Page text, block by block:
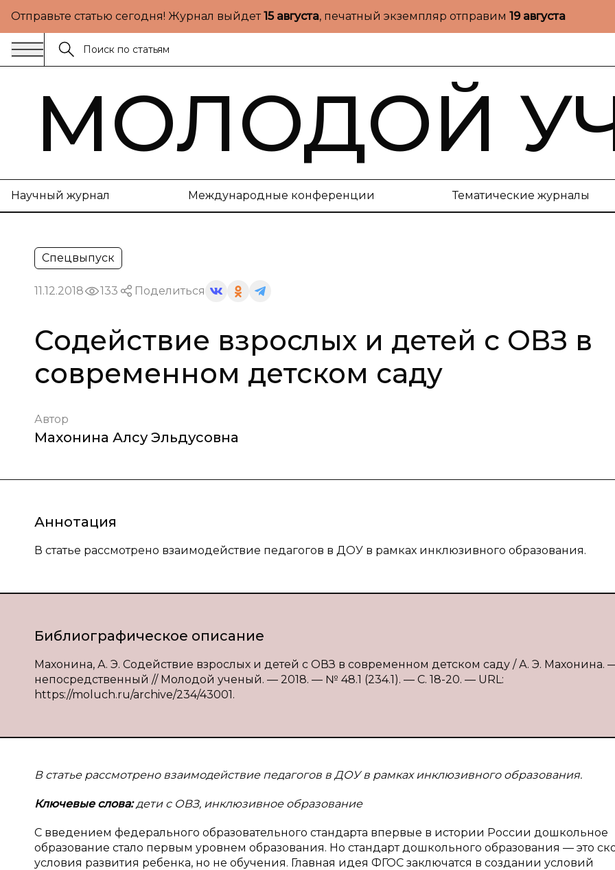
Отправьте статью сегодня! Журнал выйдет15 августа, печатный экземпляр отправим 19 августа
МОЛОДОЙ
Научный журнал Международные конференции Тематические журналы
Спецвыпуск
11.12.2018 133 Поделиться
Содействие взрослых и детей с ОВЗ в
современном детском саду
Автор
Махонина Алсу Эльдусовна
Аннотация
В статье рассмотрено взаимодействие педагогов в ДОУ в рамках инклюзивного образования.
Библиографическое описание
Махонина, А. Э. Содействие взрослых и детей с ОВЗ в современном детском саду / А. Э. Махонина. —
непосредственный // Молодой ученый. — 2018. — № 48.1 (234.1). — С. 18-20. — URL:
https://moluch.ru/archive/234/43001.
В статье рассмотрено взаимодействие педагогов в ДОУ в рамках инклюзивного образования.
Ключевые слова:дети с ОВЗ, инклюзивное образование
С введением федерального образовательного стандарта впервые в истории России дошкольное
образование стало первым уровнем образования. Но стандарт дошкольного образования — это
условия развития ребенка, но не обучения. Главная идея ФГОС заключатся в создании условий